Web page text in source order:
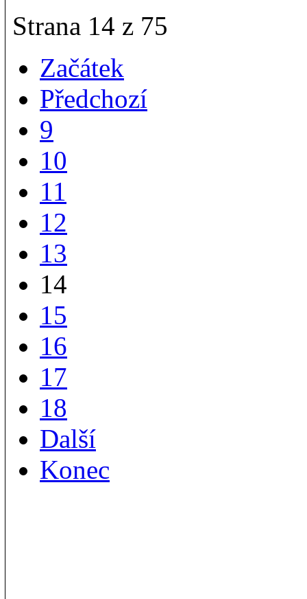
Strana 14 z 75
Začátek
Předchozí
9
10
11
12
13
14
15
16
17
18
Další
Konec